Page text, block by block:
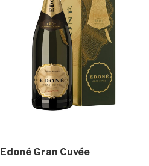
Edoné Gran Cuvée